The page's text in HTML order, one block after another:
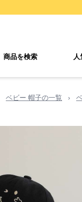
商品を検索
ベビー 帽子の一覧 ›